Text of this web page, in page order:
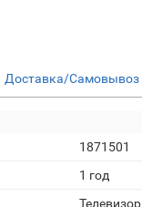
Доставка/Самовывоз
1871501
1 год